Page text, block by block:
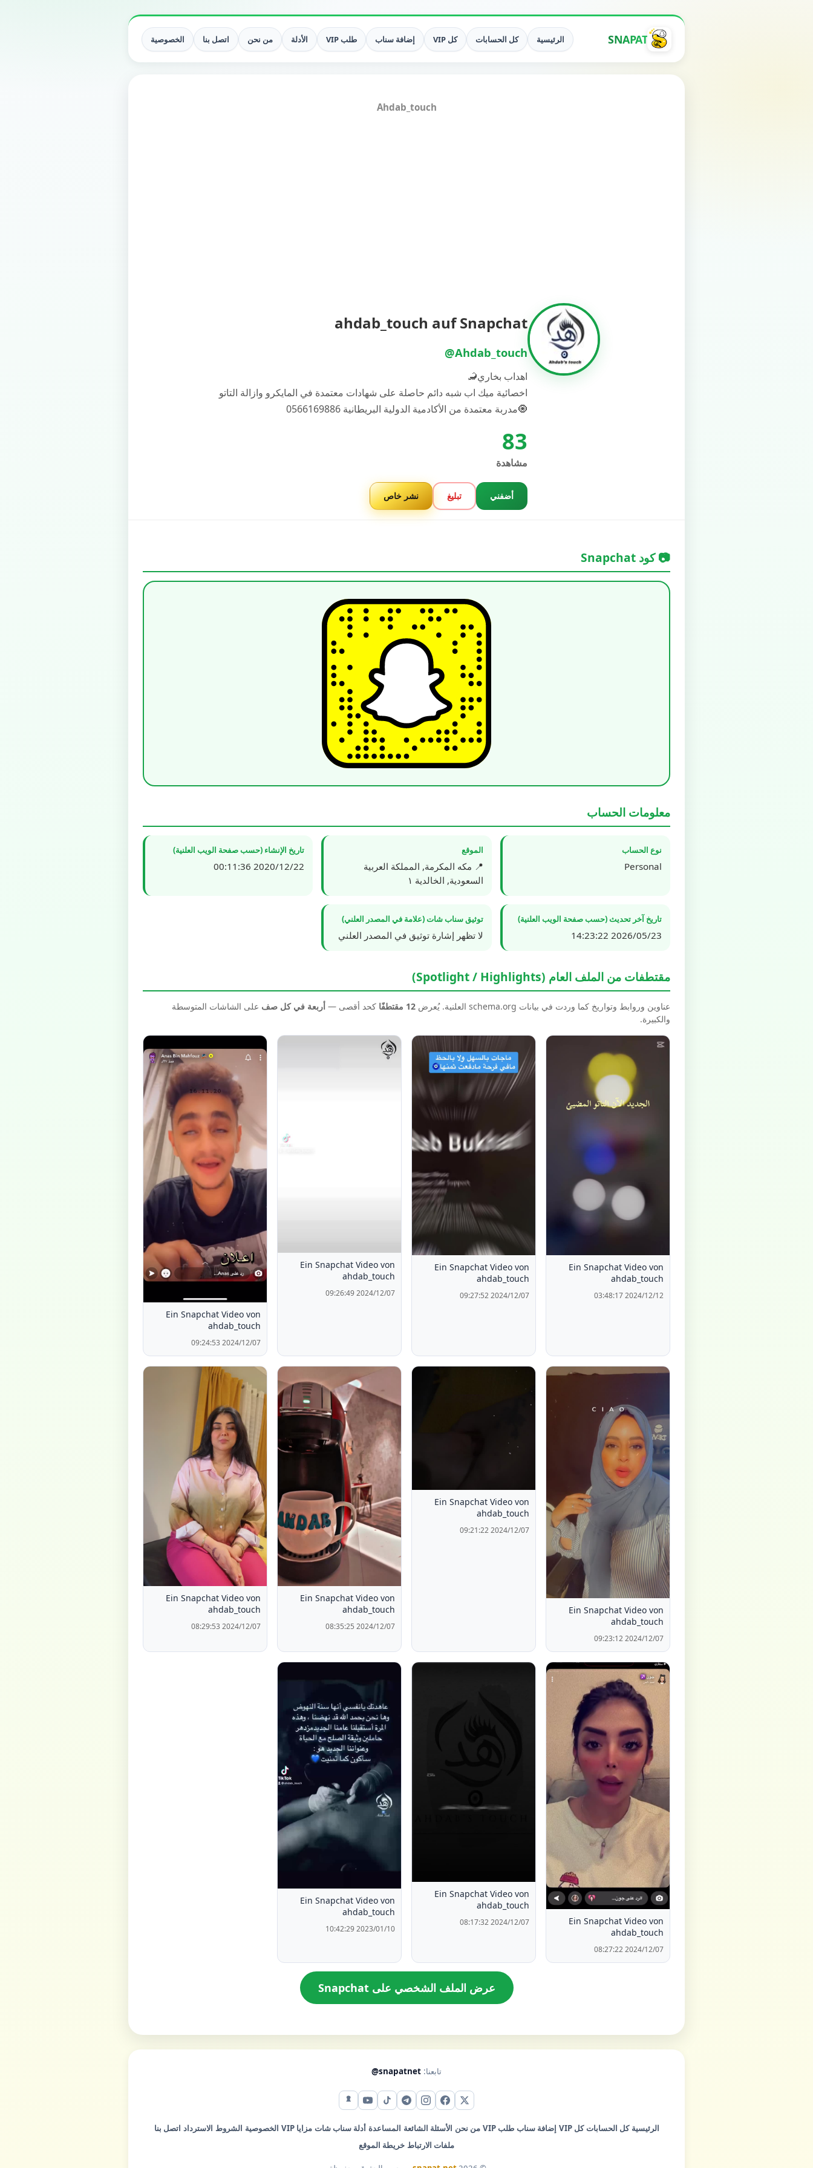
SNAPAT الرئيسية كل الحسابات كل VIP إضافة سناب طلب VIP الأدلة من نحن اتصل بنا الخصوصية
Ahdab_touch
ahdab_touch auf Snapchat
@Ahdab_touch
اهداب بخاري🦂
اخصائية ميك اب شبه دائم حاصلة على شهادات معتمدة في المايكرو وازالة التاتو
🧿مدربة معتمدة من الأكادمية الدولية البريطانية 0566169886
83
مشاهدة
أضفني تبليغ نشر خاص
📷 كود Snapchat
معلومات الحساب
نوع الحساب
Personal
الموقع
📍 مكه المكرمة, المملكة العربية
السعودية, الخالدية ١
تاريخ الإنشاء (حسب صفحة الويب العلنية)
2020/12/22 00:11:36
تاريخ آخر تحديث (حسب صفحة الويب العلنية)
2026/05/23 14:23:22
توثيق سناب شات (علامة في المصدر العلني)
لا تظهر إشارة توثيق في المصدر العلني
مقتطفات من الملف العام (Spotlight / Highlights)
عناوين وروابط وتواريخ كما وردت في بيانات schema.org العلنية. يُعرض 12 مقتطفًا كحد أقصى — أربعة في كل صف على الشاشات المتوسطة
والكبيرة.
Ein Snapchat Video von
ahdab_touch
2024/12/12 03:48:17
Ein Snapchat Video von
ahdab_touch
2024/12/07 09:27:52
Ein Snapchat Video von
ahdab_touch
2024/12/07 09:26:49
Ein Snapchat Video von
ahdab_touch
2024/12/07 09:24:53
Ein Snapchat Video von
ahdab_touch
2024/12/07 09:23:12
Ein Snapchat Video von
ahdab_touch
2024/12/07 09:21:22
Ein Snapchat Video von
ahdab_touch
2024/12/07 08:35:25
Ein Snapchat Video von
ahdab_touch
2024/12/07 08:29:53
Ein Snapchat Video von
ahdab_touch
2024/12/07 08:27:22
Ein Snapchat Video von
ahdab_touch
2024/12/07 08:17:32
Ein Snapchat Video von
ahdab_touch
2023/01/10 10:42:29
عرض الملف الشخصي على Snapchat
تابعنا: @snapatnet
X (تويتر) فيس بوكإنستقرامتيليجرامتيك توكيوتيوبسناب شات
الرئيسية كل الحسابات كل VIP إضافة سناب طلب VIP من نحن الأسئلة الشائعة المساعدة أدلة سناب شات مزايا VIP الخصوصية الشروط الاسترداد اتصل بنا
ملفات الارتباط خريطة الموقع